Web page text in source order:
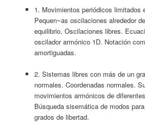
1. Movimientos periódicos limitados
Pequen~as oscilaciones alrededor
equilibrio. Oscilaciones libres.
oscilador armónico 1D. Notación
amortiguadas.
2. Sistemas libres con más de un
normales. Coordenadas normales.
movimientos armónicos de
Búsqueda sisemática de modos
grados de libertad.